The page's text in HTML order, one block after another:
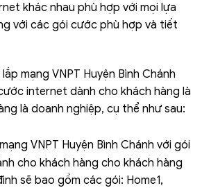
khác nhau phù hợp với mọi lựa
với các gói cước phù hợp và tiết
mạng VNPT Huyện Bình Chánh
internet dành cho khách hàng là
là doanh nghiệp, cụ thể như sau:
VNPT Huyện Bình Chánh với gói
cho khách hàng cho khách hàng
sẽ bao gồm các gói: Home1,